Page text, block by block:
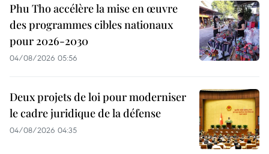
Phu Tho accélère la mise en œuvre
des programmes cibles nationaux
pour 2026-2030
04/08/2026 05:56
Deux projets de loi pour moderniser
le cadre juridique de la défense
04/08/2026 04:35